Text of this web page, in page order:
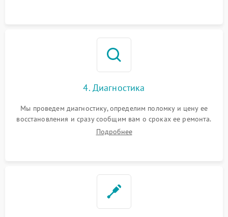
4. Диагностика
Мы проведем диагностику, определим поломку и цену ее
восстановления и сразу сообщим вам о сроках ее ремонта.
Подробнее